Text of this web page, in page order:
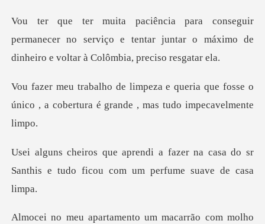
rmanecer no serviço e tentar juntar o máximo de
d
eria que fosse o
único , a cobertura é
zer na casa do sr
Santhis e tudo fico
um macarrão com molho